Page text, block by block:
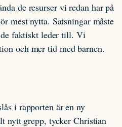
de resurser vi redan har på
mest nytta. Satsningar måste
faktiskt leder till. Vi
och mer tid med barnen.
i rapporten är en ny
nytt grepp, tycker Christian